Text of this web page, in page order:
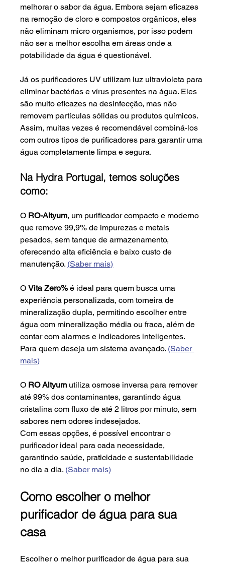
melhorar o sabor da água. Embora sejam eficazes
na remoção de cloro e compostos orgânicos, eles
não eliminam micro organismos, por isso podem
não ser a melhor escolha em áreas onde a
potabilidade da água é questionável.
Já os purificadores UV utilizam luz ultravioleta para
eliminar bactérias e vírus presentes na água. Eles
são muito eficazes na desinfecção, mas não
removem partículas sólidas ou produtos químicos.
Assim, muitas vezes é recomendável combiná-los
com outros tipos de purificadores para garantir uma
água completamente limpa e segura.
Na Hydra Portugal, temos soluções
como:
O RO-Altyum, um purificador compacto e moderno
que remove 99,9% de impurezas e metais
pesados, sem tanque de armazenamento,
oferecendo alta eficiência e baixo custo de
manutenção. (Saber mais)
O Vita Zero% é ideal para quem busca uma
experiência personalizada, com torneira de
mineralização dupla, permitindo escolher entre
água com mineralização média ou fraca, além de
contar com alarmes e indicadores inteligentes.
Para quem deseja um sistema avançado. (Saber
mais)
O RO Altyum utiliza osmose inversa para remover
até 99% dos contaminantes, garantindo água
cristalina com fluxo de até 2 litros por minuto, sem
sabores nem odores indesejados.
Com essas opções, é possível encontrar o
purificador ideal para cada necessidade,
garantindo saúde, praticidade e sustentabilidade
no dia a dia. (Saber mais)
Como escolher o melhor
purificador de água para sua
casa
Escolher o melhor purificador de água para sua